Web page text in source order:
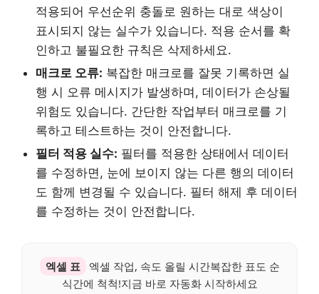
적용되어 우선순위 충돌로 원하는 대로 색상이
표시되지 않는 실수가 있습니다. 적용 순서를 확
인하고 불필요한 규칙은 삭제하세요.
매크로 오류: 복잡한 매크로를 잘못 기록하면 실
행 시 오류 메시지가 발생하며, 데이터가 손상될
위험도 있습니다. 간단한 작업부터 매크로를 기
록하고 테스트하는 것이 안전합니다.
필터 적용 실수: 필터를 적용한 상태에서 데이터
를 수정하면, 눈에 보이지 않는 다른 행의 데이터
도 함께 변경될 수 있습니다. 필터 해제 후 데이터
를 수정하는 것이 안전합니다.
엑셀 표
엑셀 작업, 속도 올릴 시간복잡한 표도 순
식간에 척척!지금 바로 자동화 시작하세요